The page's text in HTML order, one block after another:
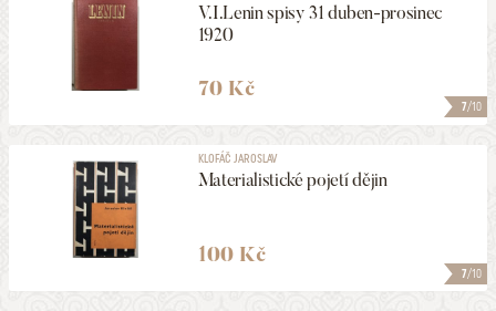
7/10
V.I.Lenin spisy 31 duben-prosinec
1920
70 Kč
7/10
KLOFÁČ JAROSLAV
Materialistické pojetí dějin
100 Kč